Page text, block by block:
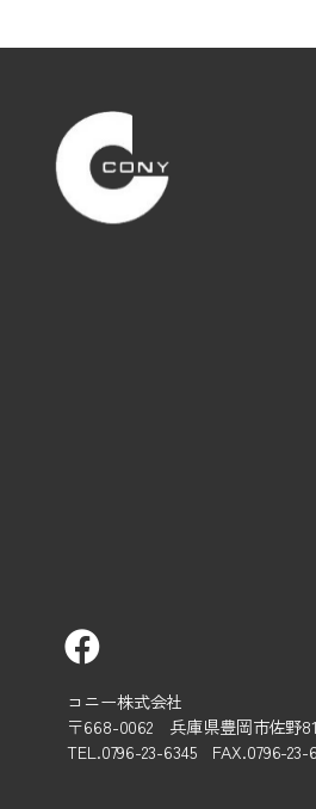
コニー株式会社
〒668-0062 兵庫県豊岡市佐野
TEL.0796-23-6345 FAX.0796-23-